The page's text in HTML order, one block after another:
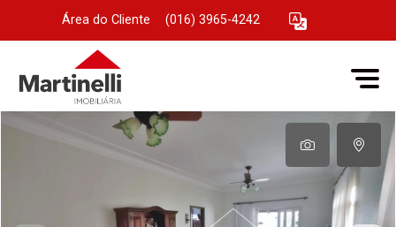
Área do Cliente (016) 3965-4242